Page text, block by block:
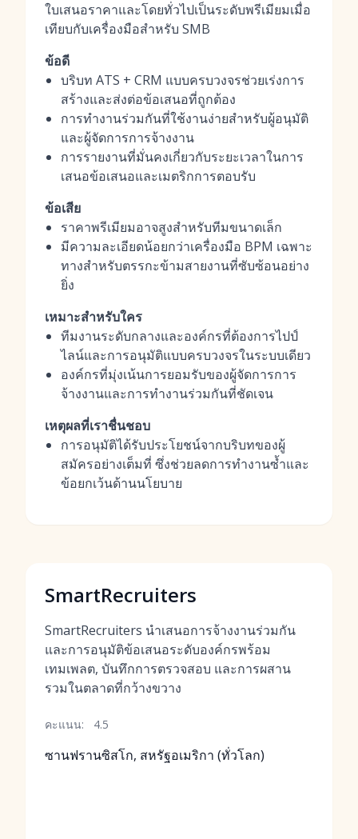
ใบเสนอราคาและโดยทั่วไปเป็นระดับพรีเมียมเมื่อ
เทียบกับเครื่องมือสำหรับ SMB
ข้อดี
บริบท ATS + CRM แบบครบวงจรช่วยเร่งการ
สร้างและส่งต่อข้อเสนอที่ถูกต้อง
การทำงานร่วมกันที่ใช้งานง่ายสำหรับผู้อนุมัติ
และผู้จัดการการจ้างงาน
การรายงานที่มั่นคงเกี่ยวกับระยะเวลาในการ
เสนอข้อเสนอและเมตริกการตอบรับ
ข้อเสีย
ราคาพรีเมียมอาจสูงสำหรับทีมขนาดเล็ก
มีความละเอียดน้อยกว่าเครื่องมือ BPM เฉพาะ
ทางสำหรับตรรกะข้ามสายงานที่ซับซ้อนอย่าง
ยิ่ง
เหมาะสำหรับใคร
ทีมงานระดับกลางและองค์กรที่ต้องการไปป์
ไลน์และการอนุมัติแบบครบวงจรในระบบเดียว
องค์กรที่มุ่งเน้นการยอมรับของผู้จัดการการ
จ้างงานและการทำงานร่วมกันที่ชัดเจน
เหตุผลที่เราชื่นชอบ
การอนุมัติได้รับประโยชน์จากบริบทของผู้
สมัครอย่างเต็มที่ ซึ่งช่วยลดการทำงานซ้ำและ
ข้อยกเว้นด้านนโยบาย
SmartRecruiters
SmartRecruiters นำเสนอการจ้างงานร่วมกัน
และการอนุมัติข้อเสนอระดับองค์กรพร้อม
เทมเพลต, บันทึกการตรวจสอบ และการผสาน
รวมในตลาดที่กว้างขวาง
คะแนน: 4.5
ซานฟรานซิสโก, สหรัฐอเมริกา (ทั่วโลก)